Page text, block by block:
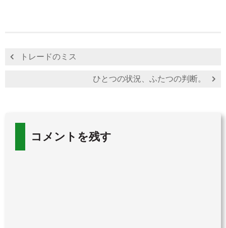
トレードのミス
ひとつの状況、ふたつの判断。
コメントを残す